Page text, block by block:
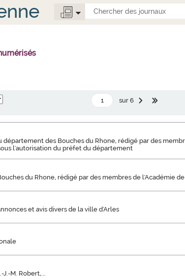
sur 6
département des Bouches du Rhone, rédigé par des
l'autorisation du préfet du département
du Rhone, rédigé par des membres de l'Académie
et avis divers de la ville d'Arles
J.-M. Robert,...